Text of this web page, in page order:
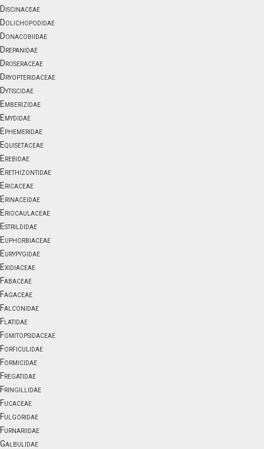
Discinaceae
Dolichopodidae
Donacobiidae
Drepanidae
Droseraceae
Dryopteridaceae
Dytiscidae
Emberizidae
Emydidae
Ephemeridae
Equisetaceae
Erebidae
Erethizontidae
Ericaceae
Erinaceidae
Eriocaulaceae
Estrildidae
Euphorbiaceae
Eurypygidae
Exidiaceae
Fabaceae
Fagaceae
Falconidae
Flatidae
Fomitopsidaceae
Forficulidae
Formicidae
Fregatidae
Fringillidae
Fucaceae
Fulgoridae
Furnariidae
Galbulidae